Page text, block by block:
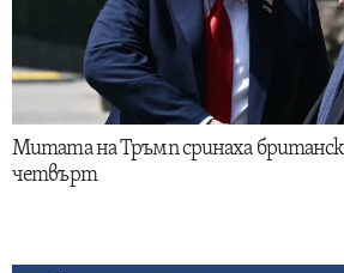
Митата на Тръмп сринаха
четвърт